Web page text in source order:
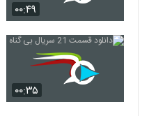
۰۰:۴۹
۰۰:۳۵